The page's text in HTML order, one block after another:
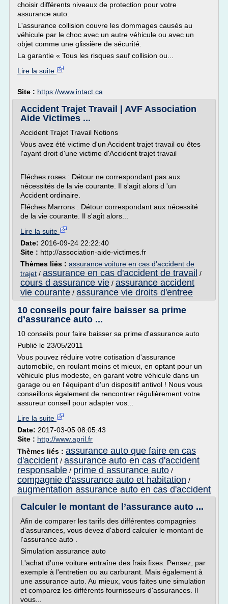
choisir différents niveaux de protection pour votre
assurance auto:
L'assurance collision couvre les dommages causés au
véhicule par le choc avec un autre véhicule ou avec un
objet comme une glissière de sécurité.
La garantie « Tous les risques sauf collision ou...
Lire la suite
Site : https://www.intact.ca
Accident Trajet Travail | AVF Association
Aide Victimes ...
Accident Trajet Travail Notions
Vous avez été victime d'un Accident trajet travail ou êtes
l'ayant droit d'une victime d'Accident trajet travail
Fléches roses : Détour ne correspondant pas aux
nécessités de la vie courante. Il s'agit alors d 'un
Accident ordinaire.
Fléches Marrons : Détour correspondant aux nécessité
de la vie courante. Il s'agit alors...
Lire la suite
Date: 2016-09-24 22:22:40
Site : http://association-aide-victimes.fr
Thèmes liés : assurance voiture en cas d'accident de
trajet / assurance en cas d'accident de travail /
cours d assurance vie / assurance accident
vie courante / assurance vie droits d'entree
10 conseils pour faire baisser sa prime
d’assurance auto ...
10 conseils pour faire baisser sa prime d'assurance auto
Publié le 23/05/2011
Vous pouvez réduire votre cotisation d'assurance
automobile, en roulant moins et mieux, en optant pour un
véhicule plus modeste, en garant votre véhicule dans un
garage ou en l'équipant d'un dispositif antivol ! Nous vous
conseillons également de rencontrer régulièrement votre
assureur conseil pour adapter vos...
Lire la suite
Date: 2017-03-05 08:05:43
Site : http://www.april.fr
Thèmes liés : assurance auto que faire en cas
d'accident / assurance auto en cas d'accident
responsable / prime d assurance auto /
compagnie d'assurance auto et habitation /
augmentation assurance auto en cas d'accident
Calculer le montant de l’assurance auto ...
Afin de comparer les tarifs des différentes compagnies
d'assurances, vous devez d'abord calculer le montant de
l'assurance auto .
Simulation assurance auto
L'achat d'une voiture entraîne des frais fixes. Pensez, par
exemple à l'entretien ou au carburant. Mais également à
une assurance auto. Au mieux, vous faites une simulation
et comparez les différents fournisseurs d'assurances. Il
vous...